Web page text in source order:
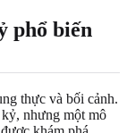
phổ biến
thực và bối cảnh.
nhưng một mô